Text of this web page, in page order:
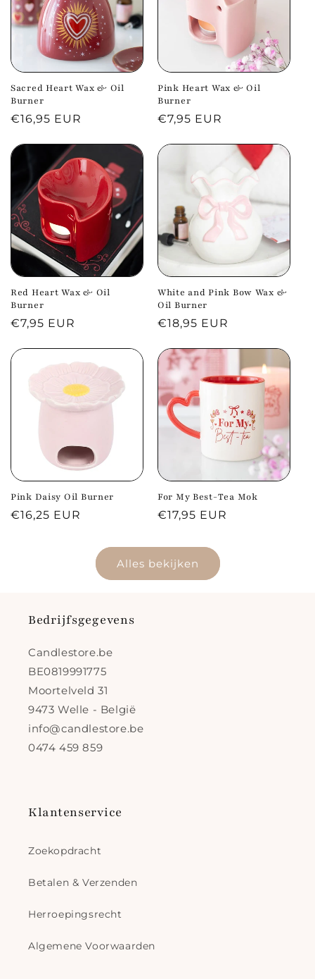
Sacred Heart Wax & Oil
Burner
Normale
€16,95 EUR
Pink Heart Wax & Oil
Burner
Normale
€7,95 EUR
Red Heart Wax & Oil
Burner
Normale
€7,95 EUR
White and Pink Bow Wax &
Oil Burner
Normale
€18,95 EUR
Pink Daisy Oil Burner
Normale
€16,25 EUR
For My Best-Tea Mok
Normale
€17,95 EUR
Alles bekijken
Bedrijfsgegevens
Candlestore.be
BE0819991775
Moortelveld 31
9473 Welle - België
info@candlestore.be
0474 459 859
Klantenservice
Zoekopdracht
Betalen & Verzenden
Herroepingsrecht
Algemene Voorwaarden